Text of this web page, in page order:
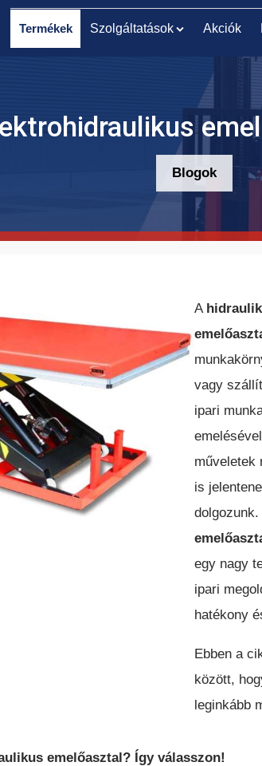
Termékek Szolgáltatások Akciók
ELEKTROMOS
RAKLAPEMELŐ
KESKENY-FOLYOSÓS
TARGONCA
DÍZEL/
Blogok
A
vagy
ipari
műveletek
is
egy nagy
ipari
hatékony
Ebben a
között,
leginkább
emelőasztal? Így válasszon!